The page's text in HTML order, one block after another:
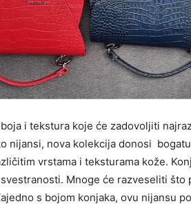
i tekstura koje će zadovoljiti
nijansi, nova kolekcija donosi
vrstama i teksturama kože.
Mnoge će razveseliti što
s bojom konjaka, ovu nijansu